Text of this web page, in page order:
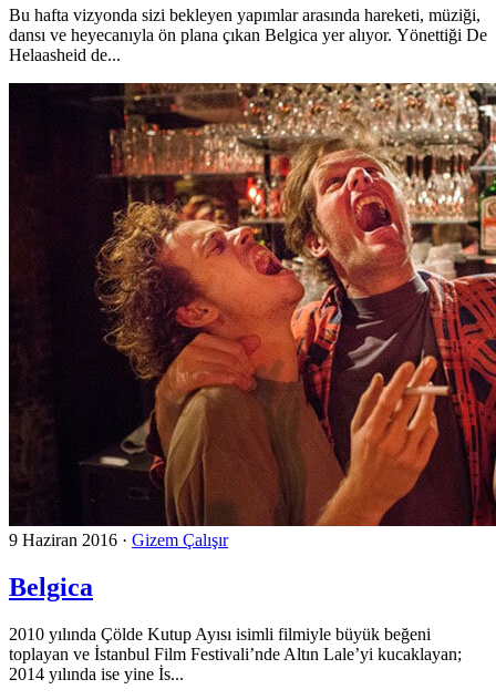
Bu hafta vizyonda sizi bekleyen yapımlar arasında hareketi, müziği,
dansı ve heyecanıyla ön plana çıkan Belgica yer alıyor. Yönettiği De
Helaasheid de...
9 Haziran 2016 · Gizem Çalışır
Belgica
2010 yılında Çölde Kutup Ayısı isimli filmiyle büyük beğeni
toplayan ve İstanbul Film Festivali’nde Altın Lale’yi kucaklayan;
2014 yılında ise yine İs...